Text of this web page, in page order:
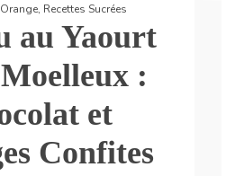
Orange, Recettes Sucrées
au Yaourt
:
et
Confites